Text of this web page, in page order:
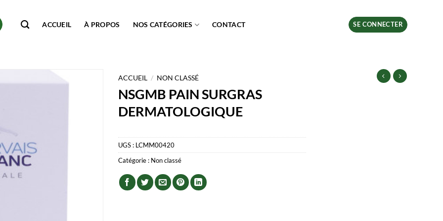
ACCUEIL À PROPOS NOS CATÉGORIES CONTACT SE CONNECTER
ACCUEIL / NON CLASSÉ
NSGMB PAIN SURGRAS
DERMATOLOGIQUE
UGS : LCMM00420
Catégorie : Non classé